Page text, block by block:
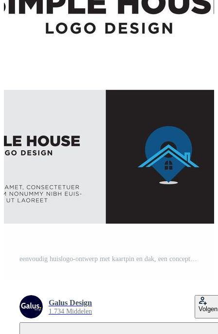
eenvoudig huislogo-ontwerp met kaartpin en dak, een concept voor lokaal of een plaats en dakdekkersbedrijf Gratis Vector
Galus Design
1.734 Middelen Volgen